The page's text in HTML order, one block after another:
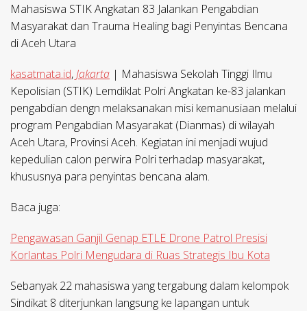
Mahasiswa STIK Angkatan 83 Jalankan Pengabdian
Masyarakat dan Trauma Healing bagi Penyintas Bencana
di Aceh Utara
kasatmata.id,Jakarta | Mahasiswa Sekolah Tinggi Ilmu
Kepolisian (STIK) Lemdiklat Polri Angkatan ke-83 jalankan
pengabdian dengn melaksanakan misi kemanusiaan melalui
program Pengabdian Masyarakat (Dianmas) di wilayah
Aceh Utara, Provinsi Aceh. Kegiatan ini menjadi wujud
kepedulian calon perwira Polri terhadap masyarakat,
khususnya para penyintas bencana alam.
Baca juga:
Pengawasan Ganjil Genap ETLE Drone Patrol Presisi
Korlantas Polri Mengudara di Ruas Strategis Ibu Kota
Sebanyak 22 mahasiswa yang tergabung dalam kelompok
Sindikat 8 diterjunkan langsung ke lapangan untuk